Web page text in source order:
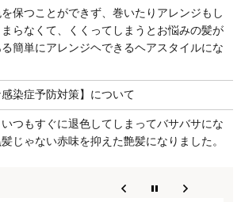
保つことができず、巻いたりアレンジもし
らなくて、くくってしまうとお悩みの髪が
簡単にアレンジヘできるヘアスタイルにな
感染症予防対策】について
つもすぐに退色してしまってバサバサにな
じゃない赤味を抑えた艶髪になりました。